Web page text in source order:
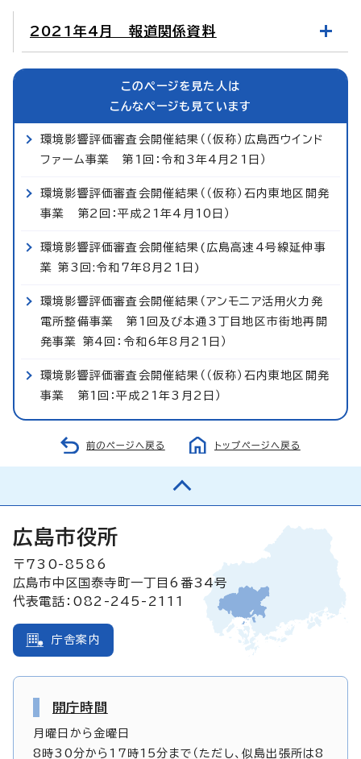
2021年4月 報道関係資料
このページを見た人は
こんなページも見ています
環境影響評価審査会開催結果（（仮称）広島西ウインド
ファーム事業 第1回：令和3年4月21日）
環境影響評価審査会開催結果（（仮称）石内東地区開発
事業 第2回：平成21年4月10日）
環境影響評価審査会開催結果(広島高速4号線延伸事
業 第3回:令和7年8月21日)
環境影響評価審査会開催結果（アンモニア活用火力発
電所整備事業 第1回及び本通3丁目地区市街地再開
発事業 第4回：令和6年8月21日）
環境影響評価審査会開催結果（（仮称）石内東地区開発
事業 第1回：平成21年3月2日）
前のページへ戻る トップページへ戻る
広島市役所
〒730-8586
広島市中区国泰寺町一丁目6番34号
代表電話：082-245-2111
庁舎案内
開庁時間
月曜日から金曜日
8時30分から17時15分まで（ただし、似島出張所は8